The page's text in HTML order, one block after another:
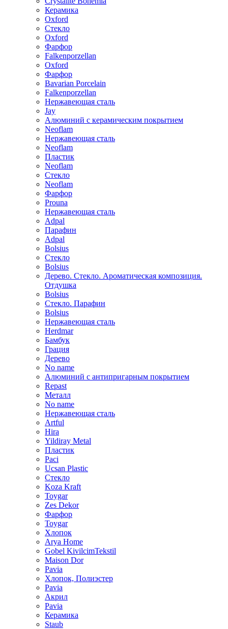
Керамика
Oxford
Стекло
Oxford
Фарфор
Falkenporzellan
Oxford
Фарфор
Bavarian Porcelain
Falkenporzellan
Нержавеющая сталь
Jay
Алюминий с керамическим покрытием
Neoflam
Нержавеющая сталь
Neoflam
Пластик
Neoflam
Стекло
Neoflam
Фарфор
Prouna
Нержавеющая сталь
Adpal
Парафин
Adpal
Bolsius
Стекло
Bolsius
Дерево. Стекло. Ароматическая композиция.
Отдушка
Bolsius
Стекло. Парафин
Bolsius
Нержавеющая сталь
Herdmar
Бамбук
Грация
Дерево
No name
Алюминий с антипригарным покрытием
Repast
Металл
No name
Нержавеющая сталь
Artful
Hira
Yildiray Metal
Пластик
Paci
Ucsan Plastic
Стекло
Koza Kraft
Toygar
Zes Dekor
Фарфор
Toygar
Хлопок
Arya Home
Gobel KivilcimTekstil
Maison Dor
Pavia
Хлопок, Полиэстер
Pavia
Акрил
Pavia
Керамика
Staub